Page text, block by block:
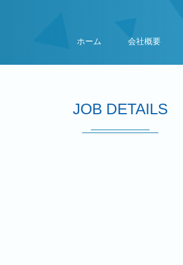
ホーム 会社概要
JOB DETAILS